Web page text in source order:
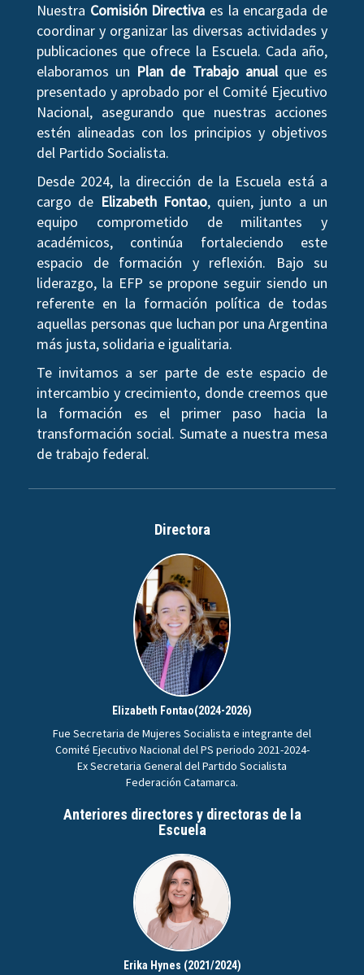
Nuestra Comisión Directiva es la encargada de
coordinar y organizar las diversas actividades y
publicaciones que ofrece la Escuela. Cada año,
elaboramos un Plan de Trabajo anualque es
presentado y aprobado por el Comité Ejecutivo
Nacional, asegurando que nuestras acciones
estén alineadas con los principios y objetivos
del Partido Socialista.
Desde 2024, la dirección de la Escuela está a
cargo de Elizabeth Fontao, quien, junto a un
equipo comprometido de militantes y
académicos, continúa fortaleciendo este
espacio de formación y reflexión. Bajo su
liderazgo, la EFP se propone seguir siendo un
referente en la formación política de todas
aquellas personas que luchan por una Argentina
más justa, solidaria e igualitaria.
Te invitamos a ser parte de este espacio de
intercambio y crecimiento, donde creemos que
la formación es el primer paso hacia la
transformación social. Sumate a nuestra mesa
de trabajo federal.
Directora
Elizabeth Fontao(2024-2026)
Fue Secretaria de Mujeres Socialista e integrante del
Comité Ejecutivo Nacional del PS periodo 2021-2024-
Ex Secretaria General del Partido Socialista
Federación Catamarca.
Anteriores directores y directoras de la
Escuela
Erika Hynes (2021/2024)